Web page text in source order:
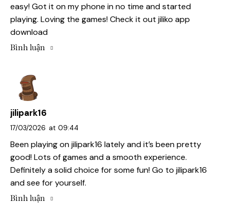
easy! Got it on my phone in no time and started
playing. Loving the games! Check it out jiliko app
download
Bình luận
jilipark16
17/03/2026 at 09:44
Been playing on jilipark16 lately and it’s been pretty
good! Lots of games and a smooth experience.
Definitely a solid choice for some fun! Go to jilipark16
and see for yourself.
Bình luận